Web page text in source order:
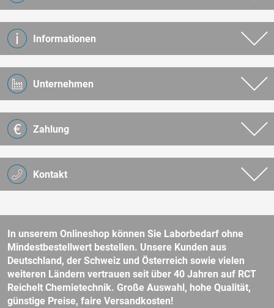
Kontakt
Informationen
Unternehmen
Zahlung
In unserem Onlineshop können Sie Laborbedarf ohne
Mindestbestellwert bestellen. Unsere Kunden aus
Deutschland, der Schweiz und Österreich sowie vielen
weiteren Ländern vertrauen seit über 40 Jahren auf RCT
Reichelt Chemietechnik. Große Auswahl, hohe Qualität,
günstige Preise, faire Versandkosten!